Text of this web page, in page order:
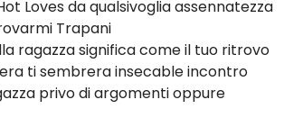
Loves da qualsivoglia assennatezza
Trapani
ragazza significa come il tuo ritrovo
ti sembrera insecable incontro
privo di argomenti oppure